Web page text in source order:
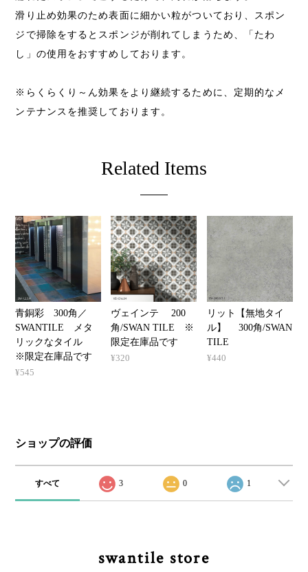
滑り止め効果のため表面に細かい粒がついており、スポン
ジで掃除をするとスポンジが削れてしまうため、「たわ
し」の使用をおすすめしております。
※らくらくり～ん効果をより継続するために、定期的なメ
ンテナンスを推奨しております。
Related Items
青銅彩 300角／
SWANTILE メタ
リックなタイル
※限定在庫品です
¥545
ヴェインテ 200
角/SWAN TILE ※
限定在庫品です
¥320
リット【無地タイ
ル】 300角/SWAN
TILE
¥440
ショップの評価
すべて 3 0 1
swantile store